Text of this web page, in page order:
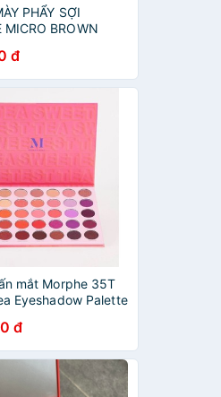
PHẨY SỢI
MICRO BROWN
đ
mắt Morphe 35T
Eyeshadow Palette
đ